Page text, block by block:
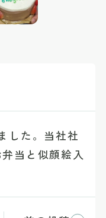
した。当社社
当と似顔絵入